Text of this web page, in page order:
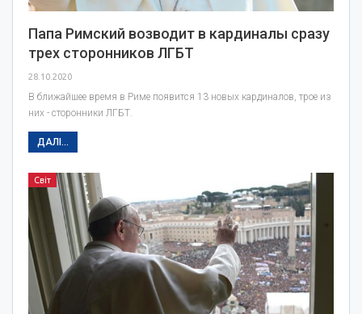
Папа Римский возводит в кардиналы сразу
трех сторонников ЛГБТ
28.10.2020
В ближайшее время в Риме появится 13 новых кардиналов, трое из
них - сторонники ЛГБТ.
ДАЛІ...
Світ